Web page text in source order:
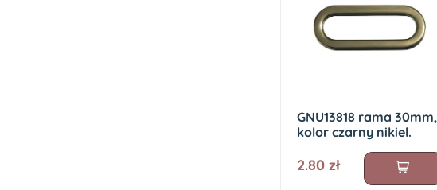
GNU13818 rama 30mm,
kolor czarny nikiel.
2.80 zł